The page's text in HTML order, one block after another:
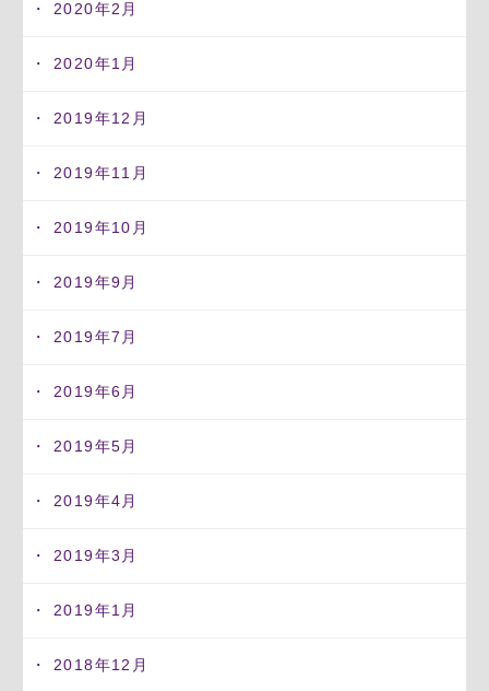
2020年2月
2020年1月
2019年12月
2019年11月
2019年10月
2019年9月
2019年7月
2019年6月
2019年5月
2019年4月
2019年3月
2019年1月
2018年12月